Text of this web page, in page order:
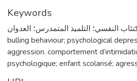
Keywords
النفسي؛ التلميذ المتمدرس؛ العدوان.
bulling behaviour; psychological
aggression. comportement
psychologique; enfant scolarisé;